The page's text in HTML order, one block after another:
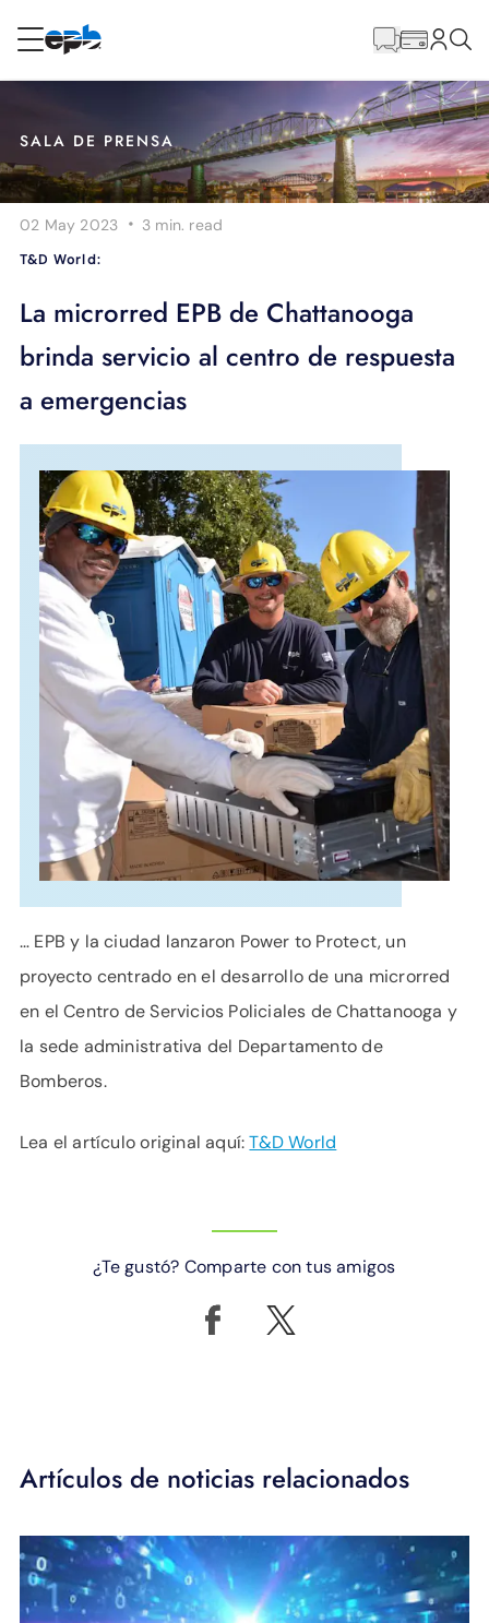
Internet
Energía
Televisión
Teléfono
APOYO
IDIOMA
principal
SALA DE PRENSA
02 May 2023 · 3 min. read
T&D World:
La microrred EPB de Chattanooga
brinda servicio al centro de respuesta
a emergencias
… EPB y la ciudad lanzaron Power to Protect, un
proyecto centrado en el desarrollo de una microrred
en el Centro de Servicios Policiales de Chattanooga y
la sede administrativa del Departamento de
Bomberos.
Lea el artículo original aquí:T&D World
¿Te gustó? Comparte con tus amigos
Artículos de noticias relacionados